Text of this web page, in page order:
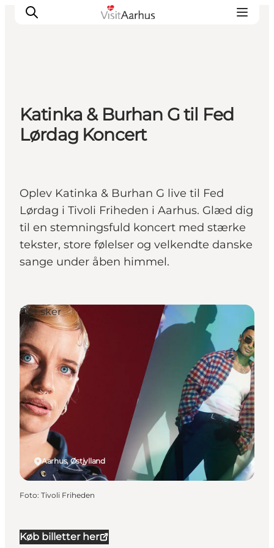
Oplevelser
Kalender
Byer og steder
Katinka & Burhan G til Fed
Lørdag Koncert
Oplev Katinka & Burhan G live til Fed
Lørdag i Tivoli Friheden i Aarhus. Glæd dig
til en stemningsfuld koncert med stærke
tekster, store følelser og velkendte danske
sange under åben himmel.
Køb billetter her
Aarhus, Østjylland
Det sker
Foto: Tivoli Friheden